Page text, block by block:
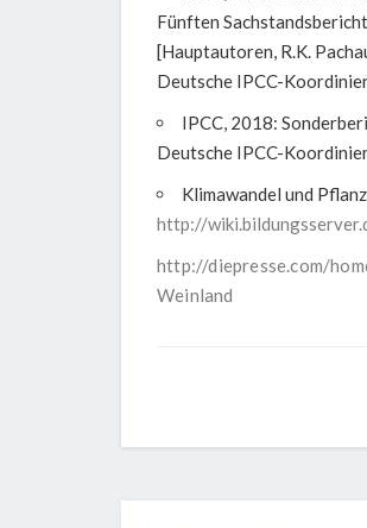
Fünften
[Hauptautoren, R.K.
Deutsche IPCC-
IPCC, 2018:
Deutsche IPCC-
Klimawandel und
http://
http://diepresse.com/
Weinland